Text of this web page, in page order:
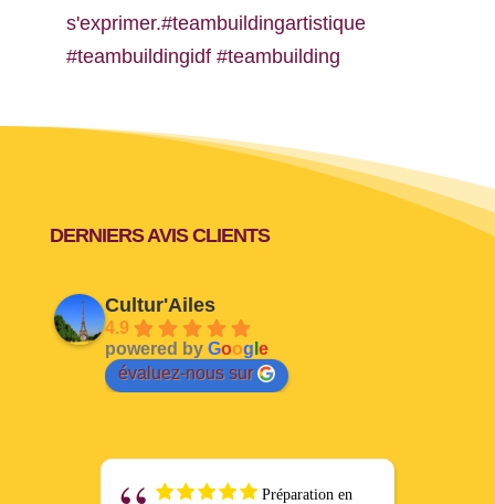
DERNIERS AVIS CLIENTS
Cultur'Ailes
4.9
powered by Goog e
évaluez-nous sur
Préparation en